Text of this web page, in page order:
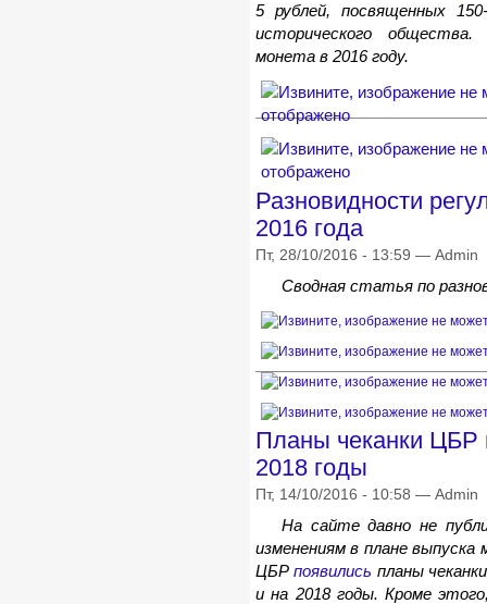
5 рублей, посвященных
исторического
монета в 2016 году.
Разновидности
2016 года
Пт, 28/10/2016 - 13:59 — Admin
Сводная статья по
Планы чеканки ЦБР
2018 годы
Пт, 14/10/2016 - 10:58 — Admin
На сайте давно не
изменениям в плане
ЦБРпоявились планы
и на 2018 годы. Кроме